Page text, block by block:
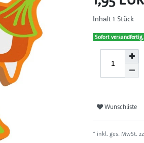
Inhalt 1 Stück
Sofort
Wunschliste
* inkl. ges. MwSt.